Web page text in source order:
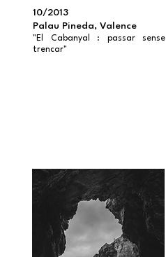
10/2013
Palau Pineda, Valence
"El Cabanyal : passar sense
trencar"